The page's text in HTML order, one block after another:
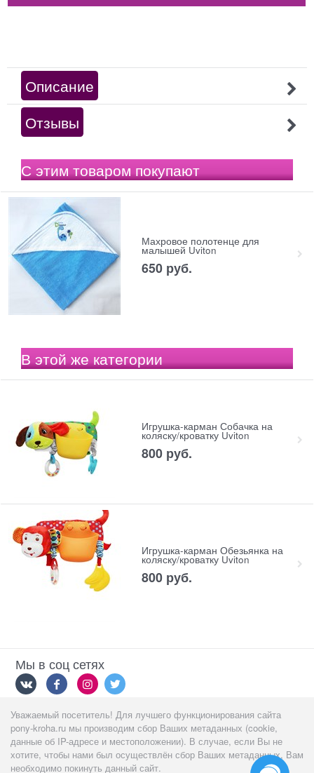
Описание
Отзывы
С этим товаром покупают
Махровое полотенце для
малышей Uviton
650 руб.
В этой же категории
Игрушка-карман Собачка на
коляску/кроватку Uviton
800 руб.
Игрушка-карман Обезьянка на
коляску/кроватку Uviton
800 руб.
Мы в соц сетях
Мы принимаем
Уважаемый посетитель! Для лучшего функционирования сайта
pony-kroha.ru мы производим сбор Ваших метаданных (cookie,
данные об IP-адресе и местоположении). В случае, если Вы не
хотите, чтобы нами был осуществлён сбор Ваших метаданных, Вам
необходимо покинуть данный сайт.